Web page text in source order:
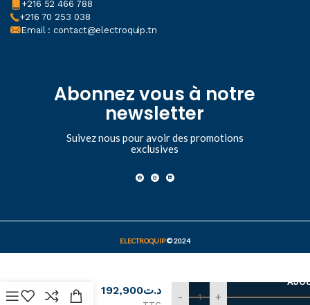
+216 52 466 788
+216 70 253 038
Email : contact@electroquip.tn
Abonnez vous à notre
newsletter
Suivez nous pour avoir des promotions
exclusives
ELECTROQUIP© 2024
3P 9A
د.ت192,900
- +